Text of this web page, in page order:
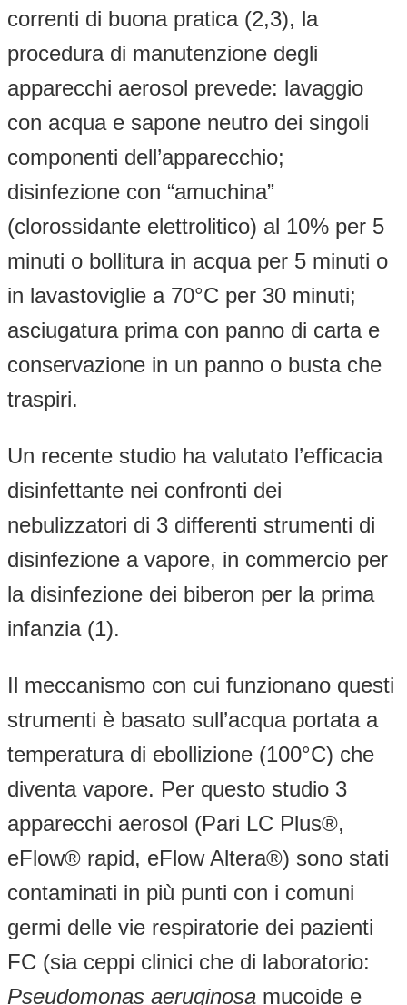
correnti di buona pratica (2,3), la
procedura di manutenzione degli
apparecchi aerosol prevede: lavaggio
con acqua e sapone neutro dei singoli
componenti dell’apparecchio;
disinfezione con “amuchina”
(clorossidante elettrolitico) al 10% per 5
minuti o bollitura in acqua per 5 minuti o
in lavastoviglie a 70°C per 30 minuti;
asciugatura prima con panno di carta e
conservazione in un panno o busta che
traspiri.
Un recente studio ha valutato l’efficacia
disinfettante nei confronti dei
nebulizzatori di 3 differenti strumenti di
disinfezione a vapore, in commercio per
la disinfezione dei biberon per la prima
infanzia (1).
Il meccanismo con cui funzionano questi
strumenti è basato sull’acqua portata a
temperatura di ebollizione (100°C) che
diventa vapore. Per questo studio 3
apparecchi aerosol (Pari LC Plus®,
eFlow® rapid, eFlow Altera®) sono stati
contaminati in più punti con i comuni
germi delle vie respiratorie dei pazienti
FC (sia ceppi clinici che di laboratorio:
Pseudomonas aeruginosa mucoide e